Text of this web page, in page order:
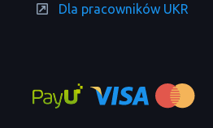
Dla pracowników UKR